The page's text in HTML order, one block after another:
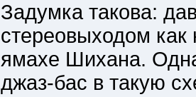
Задумка такова:
стереовыходом
ямахе Шихана.
джаз-бас в такую